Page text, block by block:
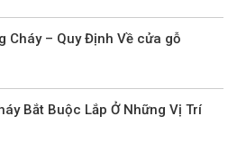
Cháy – Quy Định Về cửa gỗ
Bắt Buộc Lắp Ở Những Vị Trí